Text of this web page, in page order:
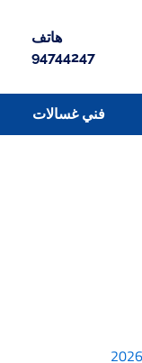
هاتف
94744247
فني غسالات